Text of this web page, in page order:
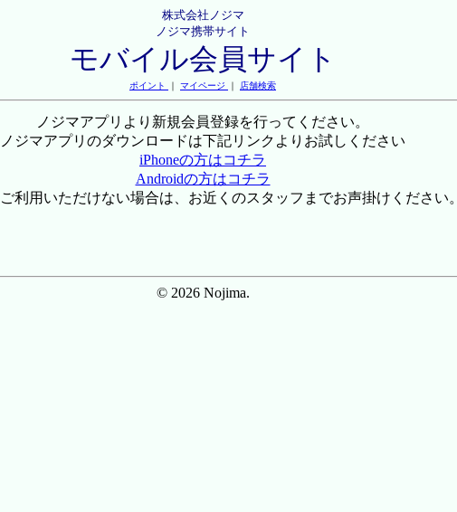
株式会社ノジマ
ノジマ携帯サイト
モバイル会員サイト
ポイント ｜ マイページ ｜ 店舗検索
ノジマアプリより新規会員登録を行ってください。
ノジマアプリのダウンロードは下記リンクよりお試しください
iPhoneの方はコチラ
Androidの方はコチラ
利用いただけない場合は、お近くのスタッフまでお声掛けください。
© 2026 Nojima.